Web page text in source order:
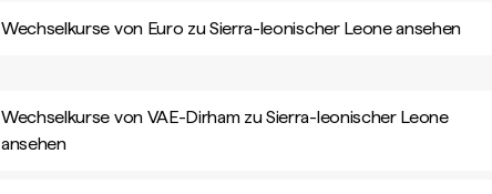
Wechselkurse von Euro zu Sierra-leonischer Leone ansehen
Wechselkurse von VAE-Dirham zu Sierra-leonischer Leone
ansehen